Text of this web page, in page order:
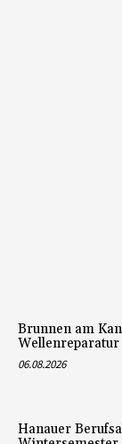
Brunnen am
06.08.2026
Hanauer